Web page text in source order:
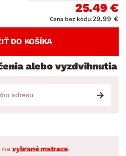
25.49 €
Cena bez kódu:29.99 €
DO KOŠÍKA
alebo vyzdvihnutia
na vybrané matrace.